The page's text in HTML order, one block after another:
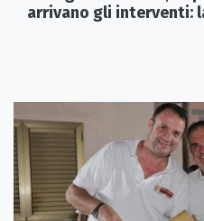
arrivano gli interventi: